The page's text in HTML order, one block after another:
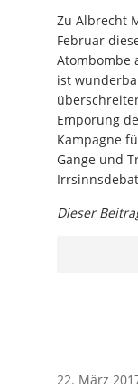
Zu Albrecht
Februar
Atombombe
ist
Empörung
Kampagne
Gange und
Dieser
22. März